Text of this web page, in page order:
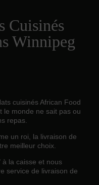
Cuisinés
Winnipeg
cuisinés African Food
le monde ne sait pas ou
repas.
un roi, la livraison de
meilleur choix.
à la caisse et nous
service de livraison de